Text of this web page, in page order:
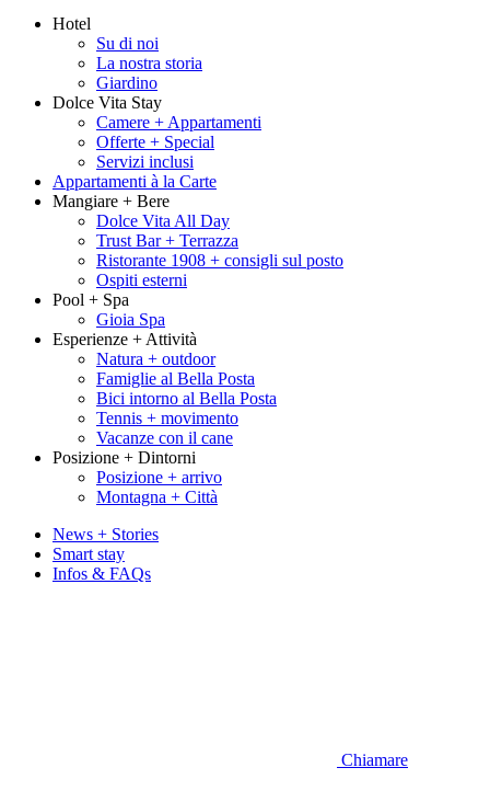
Hotel
Su di noi
La nostra storia
Giardino
Dolce Vita Stay
Camere + Appartamenti
Offerte + Special
Servizi inclusi
Appartamenti à la Carte
Mangiare + Bere
Dolce Vita All Day
Trust Bar + Terrazza
Ristorante 1908 + consigli sul posto
Ospiti esterni
Pool + Spa
Gioia Spa
Esperienze + Attività
Natura + outdoor
Famiglie al Bella Posta
Bici intorno al Bella Posta
Tennis + movimento
Vacanze con il cane
Posizione + Dintorni
Posizione + arrivo
Montagna + Città
News + Stories
Smart stay
Infos & FAQs
Chiamare